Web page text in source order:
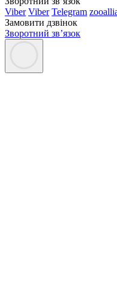
Viber Viber Telegram
Замовити дзвінок
Зворотний зв’язок